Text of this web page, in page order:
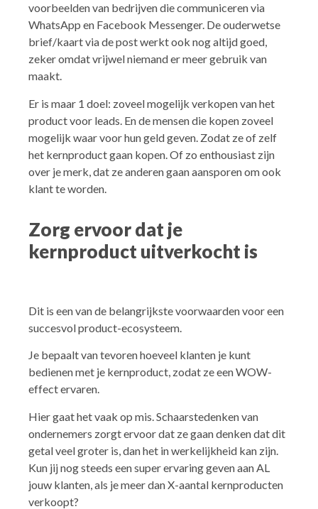
voorbeelden van bedrijven die communiceren via
WhatsApp en Facebook Messenger. De ouderwetse
brief/kaart via de post werkt ook nog altijd goed,
zeker omdat vrijwel niemand er meer gebruik van
maakt.
Er is maar 1 doel: zoveel mogelijk verkopen van het
product voor leads. En de mensen die kopen zoveel
mogelijk waar voor hun geld geven. Zodat ze of zelf
het kernproduct gaan kopen. Of zo enthousiast zijn
over je merk, dat ze anderen gaan aansporen om ook
klant te worden.
Zorg ervoor dat je
kernproduct uitverkocht is
Dit is een van de belangrijkste voorwaarden voor een
succesvol product-ecosysteem.
Je bepaalt van tevoren hoeveel klanten je kunt
bedienen met je kernproduct, zodat ze een WOW-
effect ervaren.
Hier gaat het vaak op mis. Schaarstedenken van
ondernemers zorgt ervoor dat ze gaan denken dat dit
getal veel groter is, dan het in werkelijkheid kan zijn.
Kun jij nog steeds een super ervaring geven aan AL
jouw klanten, als je meer dan X-aantal kernproducten
verkoopt?